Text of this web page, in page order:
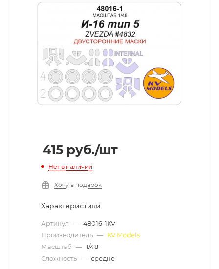
415 руб./шт
Нет в наличии
Хочу в подарок
Характеристики
Артикул — 48016-1KV
Производитель — KV Models
Масштаб — 1/48
Сложность — средне